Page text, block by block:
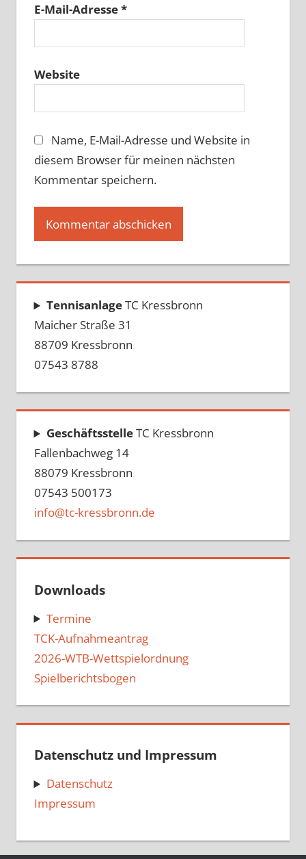
E-Mail-Adresse*
Website
Name, E-Mail-Adresse und Website in
diesem Browser für meinen nächsten
Kommentar speichern.
TennisanlageTC Kressbronn
Maicher Straße 31
88709 Kressbronn
07543 8788
GeschäftsstelleTC Kressbronn
Fallenbachweg 14
88079 Kressbronn
07543 500173
info@tc-kressbronn.de
Downloads
Termine
TCK-Aufnahmeantrag
2026-WTB-Wettspielordnung
Spielberichtsbogen
Datenschutz und Impressum
Datenschutz
Impressum